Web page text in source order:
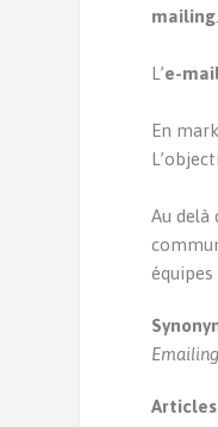
mailing
L’e-
En
Au
Articles